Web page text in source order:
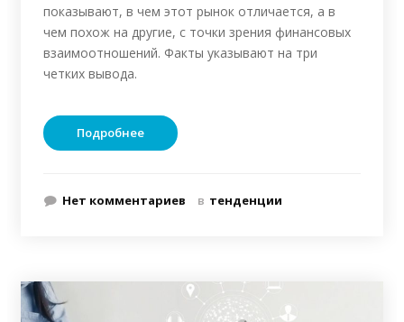
показывают, в чем этот рынок отличается, а в
чем похож на другие, с точки зрения финансовых
взаимоотношений. Факты указывают на три
четких вывода.
Подробнее
Нет комментариев в тенденции